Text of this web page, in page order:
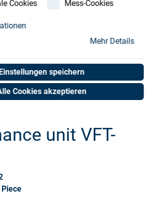
Cookies
Mess-Cookies
Mehr Details
Einstellungen speichern
Cookies akzeptieren
unit VFT-